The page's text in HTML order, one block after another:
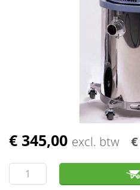
€ 345,00 excl. btw
Ga
het
begin